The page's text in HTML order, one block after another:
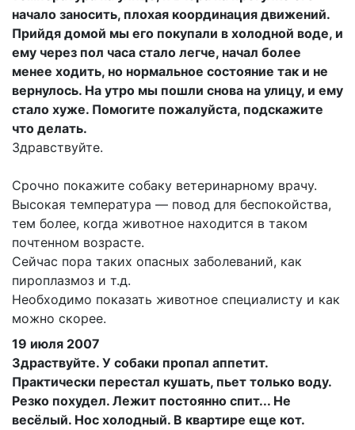
начало заносить, плохая координация движений.
Прийдя домой мы его покупали в холодной воде, и
ему через пол часа стало легче, начал более
менее ходить, но нормальное состояние так и не
вернулось. На утро мы пошли снова на улицу, и ему
стало хуже. Помогите пожалуйста, подскажите
что делать.
Здравствуйте.
Срочно покажите собаку ветеринарному врачу.
Высокая температура — повод для беспокойства,
тем более, когда животное находится в таком
почтенном возрасте.
Сейчас пора таких опасных заболеваний, как
пироплазмоз и т.д.
Необходимо показать животное специалисту и как
можно скорее.
19 июля 2007
Здраствуйте. У собаки пропал аппетит.
Практически перестал кушать, пьет только воду.
Резко похудел. Лежит постоянно спит... Не
весёлый. Нос холодный. В квартире еще кот.